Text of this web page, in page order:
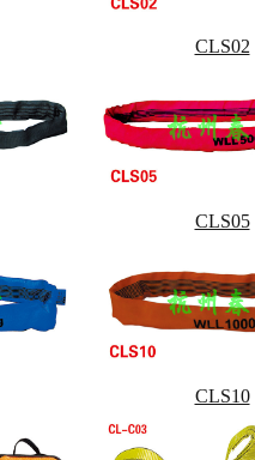
CLS02
CLS05
CLS10